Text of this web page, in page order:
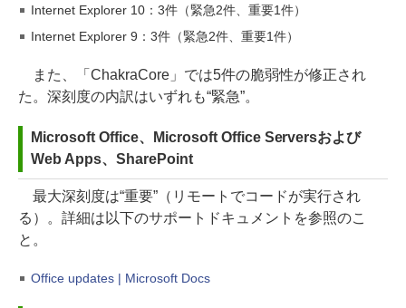
Internet Explorer 10：3件（緊急2件、重要1件）
Internet Explorer 9：3件（緊急2件、重要1件）
また、「ChakraCore」では5件の脆弱性が修正され
た。深刻度の内訳はいずれも“緊急”。
Microsoft Office、Microsoft Office Serversおよび
Web Apps、SharePoint
最大深刻度は“重要”（リモートでコードが実行され
る）。詳細は以下のサポートドキュメントを参照のこ
と。
Office updates | Microsoft Docs